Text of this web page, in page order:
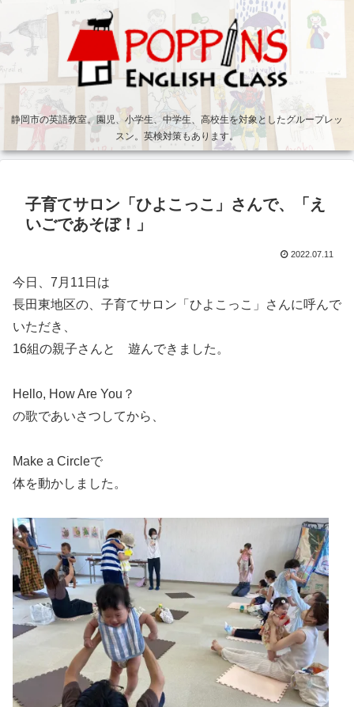
静岡市の英語教室。園児、小学生、中学生、高校生を対象としたグループレッ
スン。英検対策もあります。
子育てサロン「ひよこっこ」さんで、「え
いごであそぼ！」
2022.07.11
今日、7月11日は
長田東地区の、子育てサロン「ひよこっこ」さんに呼んで
いただき、
16組の親子さんと 遊んできました。
Hello, How Are You？
の歌であいさつしてから、
Make a Circleで
体を動かしました。